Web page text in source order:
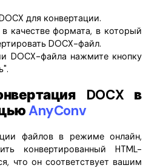
для конвертации.
в качестве формата, в который
DOCX-файл.
DOCX-файла нажмите кнопку
DOCX в
AnyConv
файлов в режиме онлайн,
конвертированный HTML-
что он соответствует вашим